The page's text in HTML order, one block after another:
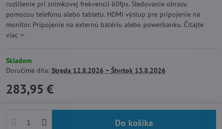
rozlíšenie pri snímkovej frekvencii 60fps. Sledovanie obrazu
pomocou telefónu alebo tabletu. HDMI výstup pre pripojenie na
monitor. Pripojenie na externú batériu alebo powerbanku. Čítajte
viac
Skladom
Doručíme dňa: Streda 12.8.2026 − Štvrtok 13.8.2026
283,95 €
Do košíka